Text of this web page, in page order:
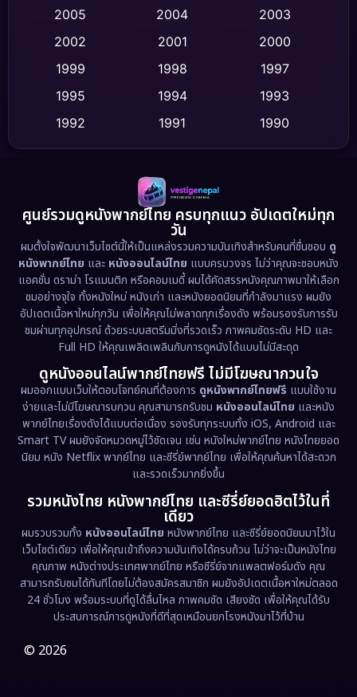
Cult Film
Dance เต้น (10)
Detective สืบสวน (59)
Disaster (13)
Disney+ (5)
Documentary สารคดี (93)
Drama ดราม่า (1,460)
Dystopian (17)
Emotional (61)
Epic มหากาพย์ (218)
Erotic (36)
Family ครอบครัว (363)
Fantasy จินตนาการ (326)
Fiction (9)
Film (57)
Gothic
2005
2004
2003
2002
2001
2000
1999
1998
1997
1995
1994
1993
1992
1991
1990
1989
1988
1986
1983
1978
1974
1962
ศูนย์รวมดูหนังพากย์ไทย ครบทุกแนว อัปเดตใหม่ทุก
วัน
ผมตั้งใจพัฒนาเว็บไซต์นี้ให้เป็นแหล่งรวมความบันเทิงสำหรับคนที่ชื่นชอบ ดู
หนังพากย์ไทย และ หนังออนไลน์ไทย แบบครบวงจร ไม่ว่าคุณจะชอบหนัง
แอคชั่น ดราม่า โรแมนติก หรือคอมเมดี้ ผมได้คัดสรรหนังคุณภาพมาให้เลือก
ชมอย่างจุใจ ทั้งหนังใหม่ หนังเก่า และหนังยอดนิยมที่กำลังมาแรง ผมยัง
อัปเดตเนื้อหาใหม่ทุกวัน เพื่อให้คุณไม่พลาดทุกเรื่องดัง พร้อมรองรับการรับ
ชมผ่านทุกอุปกรณ์ ด้วยระบบสตรีมมิ่งที่รวดเร็ว ภาพคมชัดระดับ HD และ
Full HD ให้คุณเพลิดเพลินกับการดูหนังได้แบบไม่มีสะดุด
ดูหนังออนไลน์พากย์ไทยฟรี ไม่มีโฆษณากวนใจ
ผมออกแบบเว็บให้ตอบโจทย์คนที่ต้องการ ดูหนังพากย์ไทยฟรี แบบใช้งาน
ง่ายและไม่มีโฆษณารบกวน คุณสามารถรับชม หนังออนไลน์ไทย และหนัง
พากย์ไทยเรื่องดังได้แบบต่อเนื่อง รองรับทุกระบบทั้ง iOS, Android และ
Smart TV ผมยังจัดหมวดหมู่ไว้ชัดเจน เช่น หนังใหม่พากย์ไทย หนังไทยยอด
นิยม หนัง Netflix พากย์ไทย และซีรี่ย์พากย์ไทย เพื่อให้คุณค้นหาได้สะดวก
และรวดเร็วมากยิ่งขึ้น
รวมหนังไทย หนังพากย์ไทย และซีรี่ย์ยอดฮิตไว้ในที่
เดียว
ผมรวบรวมทั้ง หนังออนไลน์ไทย หนังพากย์ไทย และซีรี่ย์ยอดนิยมมาไว้ใน
เว็บไซต์เดียว เพื่อให้คุณเข้าถึงความบันเทิงได้ครบถ้วน ไม่ว่าจะเป็นหนังไทย
คุณภาพ หนังต่างประเทศพากย์ไทย หรือซีรี่ย์จากแพลตฟอร์มดัง คุณ
สามารถรับชมได้ทันทีโดยไม่ต้องสมัครสมาชิก ผมยังอัปเดตเนื้อหาใหม่ตลอด
24 ชั่วโมง พร้อมระบบที่ดูได้ลื่นไหล ภาพคมชัด เสียงชัด เพื่อให้คุณได้รับ
ประสบการณ์การดูหนังที่ดีที่สุดเหมือนยกโรงหนังมาไว้ที่บ้าน
© 2026